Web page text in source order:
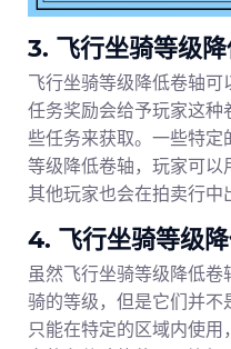
3. 飞行坐骑等级
飞行坐骑等级降低卷轴
任务奖励会给予玩家这种
些任务来获取。一些特
等级降低卷轴，玩家可
其他玩家也会在拍卖行中
4. 飞行坐骑等级
虽然飞行坐骑等级降低
骑的等级，但是它们并不
只能在特定的区域内使